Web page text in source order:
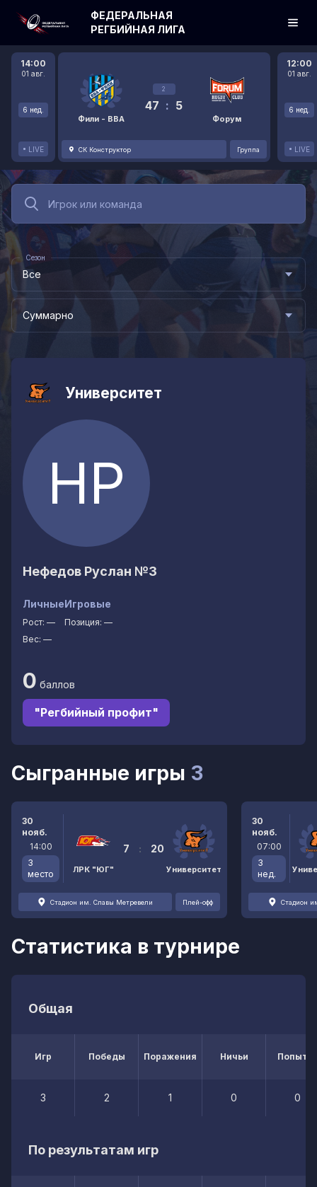
14:00
01 авг.
6 нед.
LIVE
Фили - ВВА
2
47 : 5
Форум
СК Конструктор Группа
12:00
01 авг.
6 нед.
LIVE
ФЕДЕРАЛЬНАЯ
РЕГБИЙНАЯ ЛИГА
Все
Сезон
Суммарно
Университет
НР
Нефедов Руслан №3
Личные
Рост: —
Вес: —
Игровые
Позиция: —
0 баллов
"Регбийный профит"
Сыгранные игры 3
30
нояб.
14:00
3
место
ЛРК "ЮГ"
7 : 20
Университет
Стадион им. Славы Метревели Плей-офф
30
нояб.
07:00
3
нед.
Стадион
Статистика в турнире
Общая
Игр Победы Поражения Ничьи
3 2 1 0 0
По результатам игр